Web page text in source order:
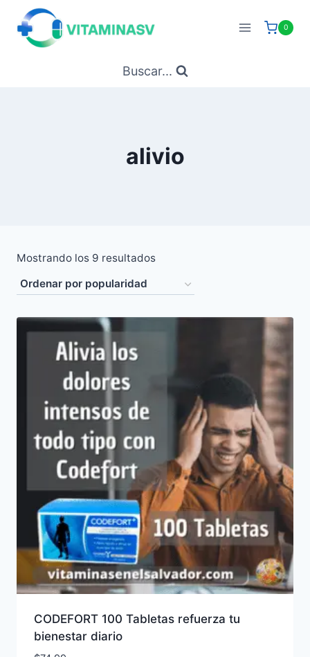
Saltar
contenido
0
Buscar...
alivio
Mostrando los 9 resultadosOrdenado
popularidad
CODEFORT 100 Tabletas refuerza tu
bienestar diario